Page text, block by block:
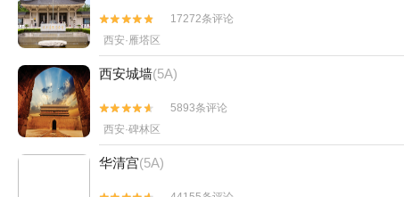


17272条评论
西安·雁塔区
西安城墙(5A)


5893条评论
西安·碑林区
华清宫(5A)